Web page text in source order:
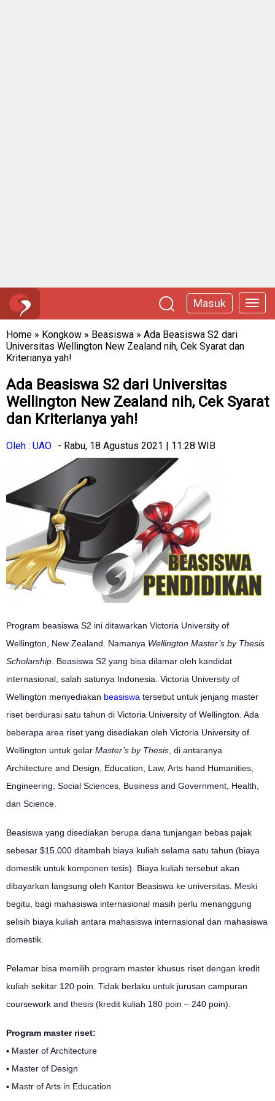
Masuk
Home » Kongkow » Beasiswa » Ada Beasiswa S2 dari
Universitas Wellington New Zealand nih, Cek Syarat dan
Kriterianya yah!
Ada Beasiswa S2 dari Universitas
Wellington New Zealand nih, Cek Syarat
dan Kriterianya yah!
Oleh : UAO - Rabu, 18 Agustus 2021 | 11:28 WIB
Program beasiswa S2 ini ditawarkan Victoria University of
Wellington, New Zealand. Namanya Wellington Master’s by Thesis
Scholarship . Beasiswa S2 yang bisa dilamar oleh kandidat
internasional, salah satunya Indonesia. Victoria University of
Wellington menyediakan beasiswa tersebut untuk jenjang master
riset berdurasi satu tahun di Victoria University of Wellington. Ada
beberapa area riset yang disediakan oleh Victoria University of
Wellington untuk gelar Master’s by Thesis , di antaranya
Architecture and Design, Education, Law, Arts hand Humanities,
Engineering, Social Sciences, Business and Government, Health,
dan Science.
Beasiswa yang disediakan berupa dana tunjangan bebas pajak
sebesar $15.000 ditambah biaya kuliah selama satu tahun (biaya
domestik untuk komponen tesis). Biaya kuliah tersebut akan
dibayarkan langsung oleh Kantor Beasiswa ke universitas. Meski
begitu, bagi mahasiswa internasional masih perlu menanggung
selisih biaya kuliah antara mahasiswa internasional dan mahasiswa
domestik.
Pelamar bisa memilih program master khusus riset dengan kredit
kuliah sekitar 120 poin. Tidak berlaku untuk jurusan campuran
coursework and thesis (kredit kuliah 180 poin – 240 poin).
Program master riset:
▪ Master of Architecture
▪ Master of Design
▪ Mastr of Arts in Education